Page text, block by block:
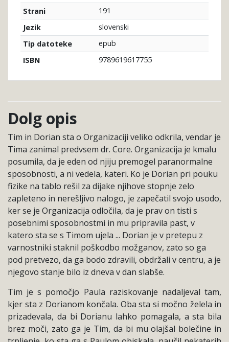
Strani
191
Jezik
slovenski
Tip datoteke
epub
ISBN
9789619617755
Dolg opis
Tim in Dorian sta o Organizaciji veliko odkrila, vendar je
Tima zanimal predvsem dr. Core. Organizacija je kmalu
posumila, da je eden od njiju premogel paranormalne
sposobnosti, a ni vedela, kateri. Ko je Dorian pri pouku
fizike na tablo rešil za dijake njihove stopnje zelo
zapleteno in nerešljivo nalogo, je zapečatil svojo usodo,
ker se je Organizacija odločila, da je prav on tisti s
posebnimi sposobnostmi in mu pripravila past, v
katero sta se s Timom ujela ... Dorian je v pretepu z
varnostniki staknil poškodbo možganov, zato so ga
pod pretvezo, da ga bodo zdravili, obdržali v centru, a je
njegovo stanje bilo iz dneva v dan slabše.
Tim je s pomočjo Paula raziskovanje nadaljeval tam,
kjer sta z Dorianom končala. Oba sta si močno želela in
prizadevala, da bi Dorianu lahko pomagala, a sta bila
brez moči, zato ga je Tim, da bi mu olajšal bolečine in